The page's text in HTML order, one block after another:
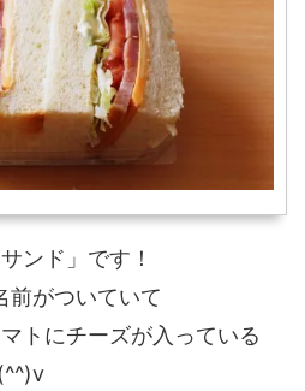
ンド」です！
前がついていて
トにチーズが入っている